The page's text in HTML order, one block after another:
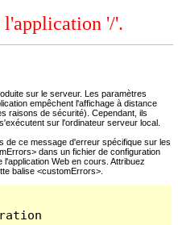
l'application '/'.
sur le serveur. Les paramètres
empêchent l'affichage à distance
raisons de sécurité). Cependant, ils
sur l'ordinateur serveur local.
de ce message d'erreur spécifique sur les
dans un fichier de configuration
Web en cours. Attribuez
balise <customErrors>.